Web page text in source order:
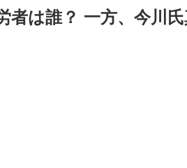
者は誰？ 一方、今川